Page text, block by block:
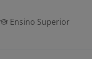
Ensino Superior